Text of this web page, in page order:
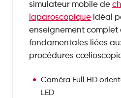
simulateur mobile de
laparoscopique idéal
enseignement complet
fondamentales liées
procédures
Caméra Full HD
LED